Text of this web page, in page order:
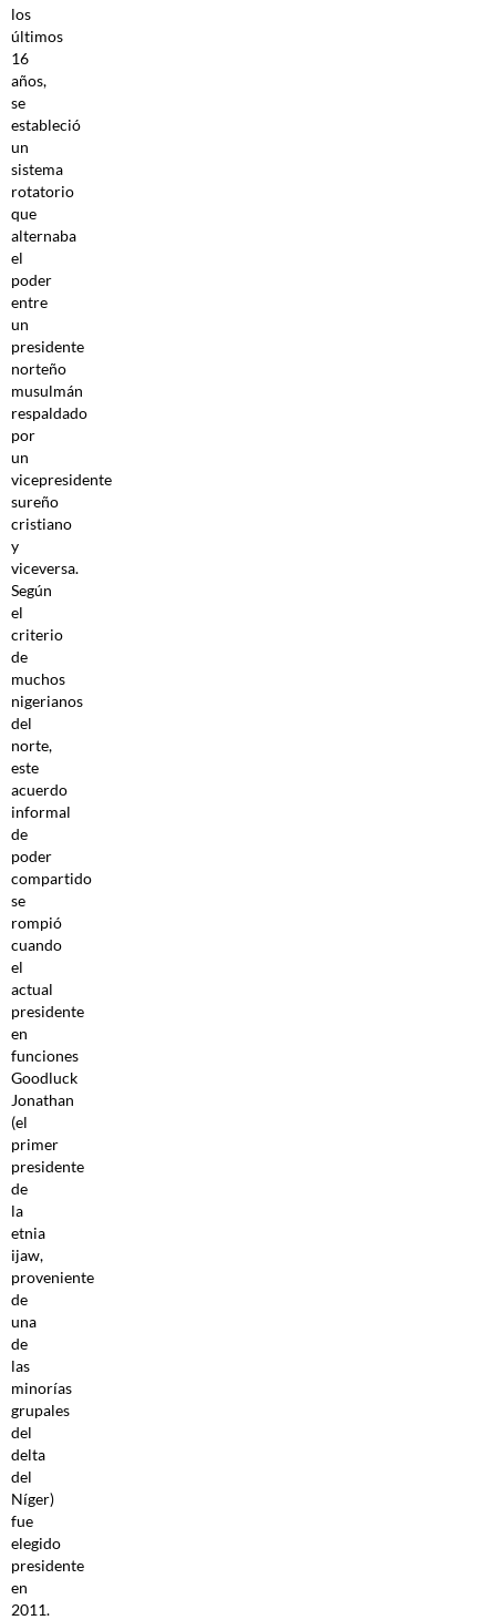
los
últimos
16
años,
se
estableció
un
sistema
rotatorio
que
alternaba
el
poder
entre
un
presidente
norteño
musulmán
respaldado
por
un
vicepresidente
sureño
cristiano
y
viceversa.
Según
el
criterio
de
muchos
nigerianos
del
norte,
este
acuerdo
informal
de
poder
compartido
se
rompió
cuando
el
actual
presidente
en
funciones
Goodluck
Jonathan
(el
primer
presidente
de
la
etnia
ijaw,
proveniente
de
una
de
las
minorías
grupales
del
delta
del
Níger)
fue
elegido
presidente
en
2011.